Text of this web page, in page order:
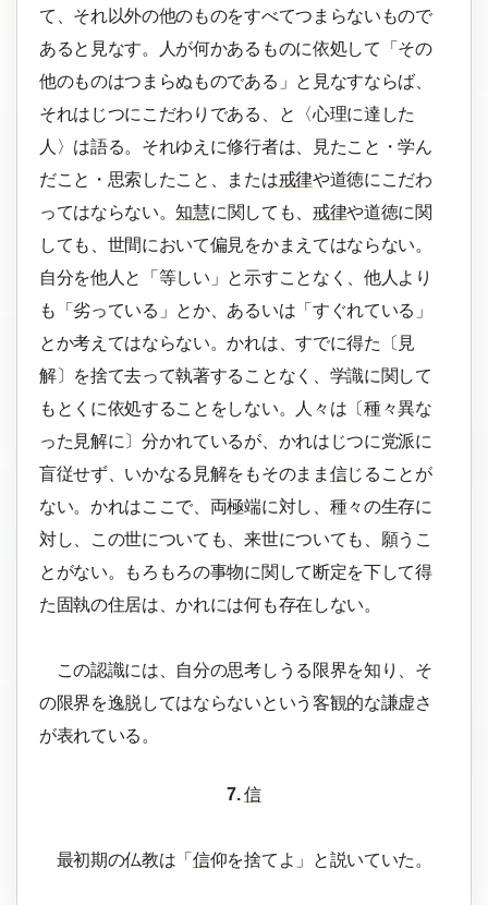
て、それ以外の他のものをすべてつまらないもので
あると見なす。人が何かあるものに依処して「その
他のものはつまらぬものである」と見なすならば、
それはじつにこだわりである、と〈心理に達した
人〉は語る。それゆえに修行者は、見たこと・学ん
だこと・思索したこと、または戒律や道徳にこだわ
ってはならない。知慧に関しても、 戒律や道徳に関
しても、世間において偏見をかまえてはならない。
自分を他人と「等しい」と示すことなく、他人より
も「劣っている」とか、あるいは「すぐれている」
とか考えてはならない。かれは、すでに得た〔見
解〕を捨て去って執著することなく、学識に関して
もとくに依処することをしない。人々は〔種々異な
った見解に〕分かれているが、かれはじつに党派に
盲従せず、いかなる見解をもそのまま 信じることが
ない。かれはここで、両極端に対し、種々の生存に
対し、この世についても、来世についても、願うこ
とがない。もろもろの事物に関して断定を下して得
た固執の住居は、かれには何も存在しない。
この認識には、自分の思考しうる限界を知り、そ
の限界を逸脱してはならないという客観的な謙虚さ
が表れている。
7.信
最初期の仏教は「信仰を捨てよ」と説いていた。